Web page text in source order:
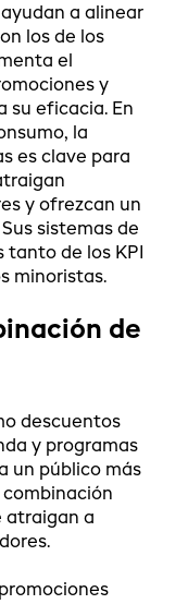
a alinear
los de los
el
y
su eficacia. En
la
es clave para
y ofrezcan un
sistemas de
tanto de los KPI
minoristas.
de
descuentos
y programas
un público más
atraigan a